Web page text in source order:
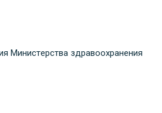
Министерства здравоохранения